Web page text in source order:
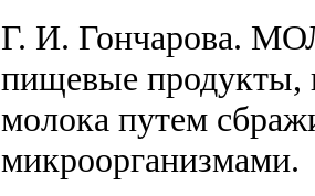
Г. И.
пищевые продукты,
молока путем
микроорганизмами.